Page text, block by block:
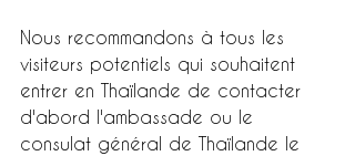
Nous recommandons à tous les
visiteurs potentiels qui souhaitent
entrer en Thaïlande de contacter
d'abord l'ambassade ou le
consulat général de Thaïlande le